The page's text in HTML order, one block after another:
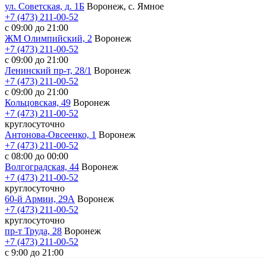
ул. Советская, д. 1Б Воронеж, с. Ямное
+7 (473) 211-00-52
с 09:00 до 21:00
ЖМ Олимпийский, 2 Воронеж
+7 (473) 211-00-52
с 09:00 до 21:00
Ленинский пр-т, 28/1 Воронеж
+7 (473) 211-00-52
с 09:00 до 21:00
Кольцовская, 49 Воронеж
+7 (473) 211-00-52
круглосуточно
Антонова-Овсеенко, 1 Воронеж
+7 (473) 211-00-52
с 08:00 до 00:00
Волгоградская, 44 Воронеж
+7 (473) 211-00-52
круглосуточно
60-й Армии, 29А Воронеж
+7 (473) 211-00-52
круглосуточно
пр-т Труда, 28 Воронеж
+7 (473) 211-00-52
c 9:00 до 21:00